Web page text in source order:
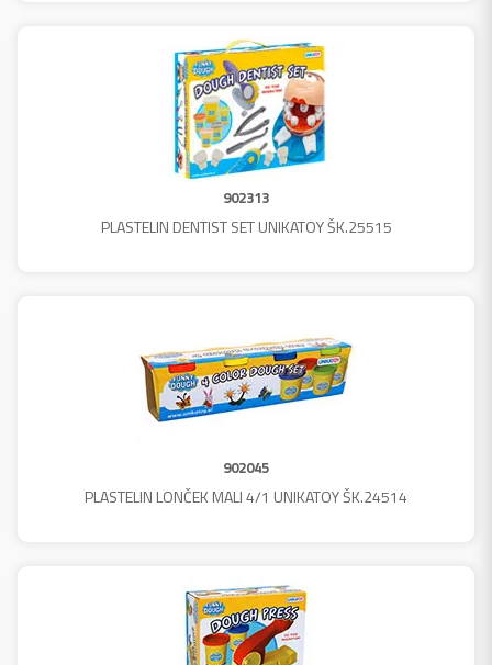
902313
PLASTELIN DENTIST SET UNIKATOY ŠK.25515
902045
PLASTELIN LONČEK MALI 4/1 UNIKATOY ŠK.24514